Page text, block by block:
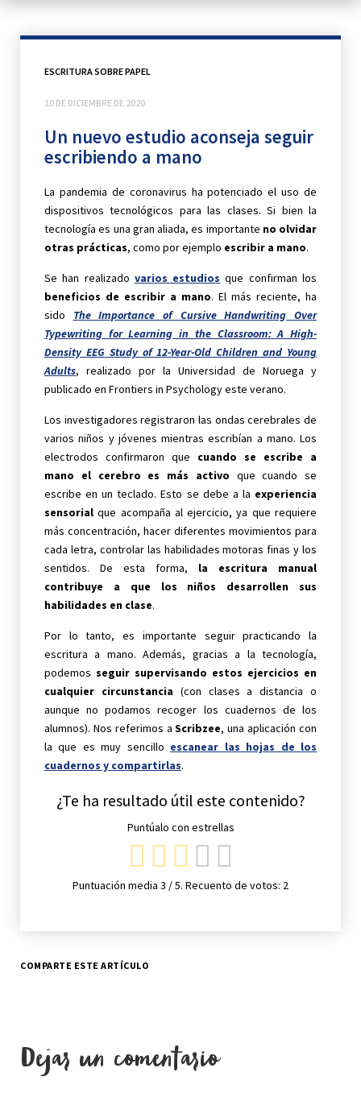
ESCRITURA SOBRE PAPEL
10 DE DICIEMBRE DE 2020
Un nuevo estudio aconseja seguir
escribiendo a mano
La pandemia de coronavirus ha potenciado el uso de
dispositivos tecnológicos para las clases. Si bien la
tecnología es una gran aliada, es importante no olvidar
otras prácticas, como por ejemplo escribir a mano.
Se han realizado varios estudios que confirman los
beneficios de escribir a mano. El más reciente, ha
sido The Importance of Cursive Handwriting Over
Typewriting for Learning in the Classroom: A High-
Density EEG Study of 12-Year-Old Children and Young
Adults, realizado por la Universidad de Noruega y
publicado en Frontiers in Psychology este verano.
Los investigadores registraron las ondas cerebrales de
varios niños y jóvenes mientras escribían a mano. Los
electrodos confirmaron que cuando se escribe a
mano el cerebro es más activo que cuando se
escribe en un teclado. Esto se debe a la experiencia
sensorial que acompaña al ejercicio, ya que requiere
más concentración, hacer diferentes movimientos para
cada letra, controlar las habilidades motoras finas y los
sentidos. De esta forma, la escritura manual
contribuye a que los niños desarrollen sus
habilidades en clase.
Por lo tanto, es importante seguir practicando la
escritura a mano. Además, gracias a la tecnología,
podemos seguir supervisando estos ejercicios en
cualquier circunstancia (con clases a distancia o
aunque no podamos recoger los cuadernos de los
alumnos). Nos referimos aScribzee, una aplicación con
la que es muy sencillo escanear las hojas de los
cuadernos y compartirlas.
¿Te ha resultado útil este contenido?
Puntúalo con estrellas
Puntuación media 3 / 5. Recuento de votos: 2
COMPARTE ESTE ARTÍCULO
Dejar un comentario